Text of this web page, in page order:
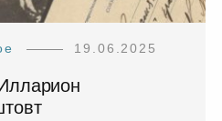
19.06.2025